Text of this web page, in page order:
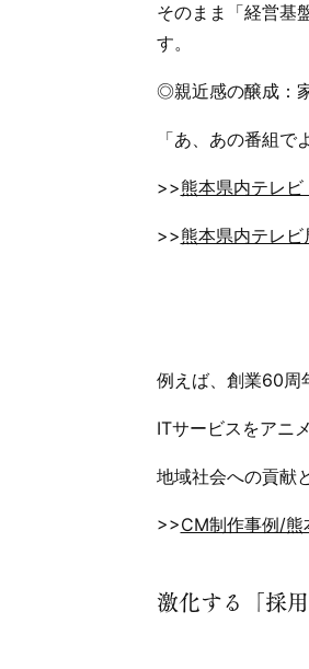
そのまま「経営基
す。
◎親近感の醸成：
「あ、あの番組で
>>熊本県内テレ
>>熊本県内テレビ
例えば、創業60周
ITサービスをアニ
地域社会への貢献
>>CM制作事例/熊
激化する「採